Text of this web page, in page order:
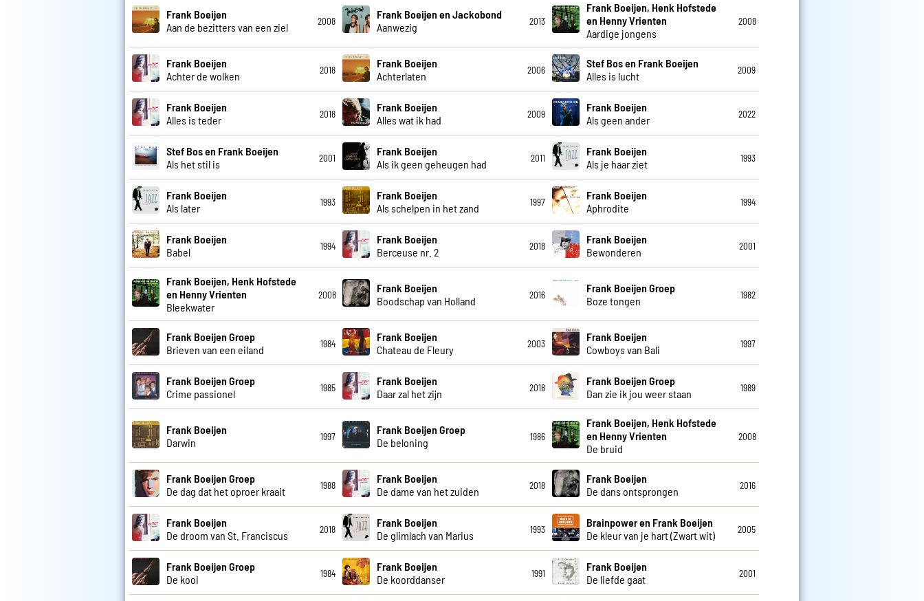
Frank Boeijen
Aan de bezitters van een ziel
2008
Frank Boeijen en Jackobond
Aanwezig
2013
Frank Boeijen, Henk Hofstede
en Henny Vrienten
Aardige jongens
2008
Frank Boeijen
Achter de wolken
2018
Frank Boeijen
Achterlaten
2006
Stef Bos en Frank Boeijen
Alles is lucht
2009
Frank Boeijen
Alles is teder
2018
Frank Boeijen
Alles wat ik had
2009
Frank Boeijen
Als geen ander
2022
Stef Bos en Frank Boeijen
Als het stil is
2001
Frank Boeijen
Als ik geen geheugen had
2011
Frank Boeijen
Als je haar ziet
1993
Frank Boeijen
Als later
1993
Frank Boeijen
Als schelpen in het zand
1997
Frank Boeijen
Aphrodite
1994
Frank Boeijen
Babel
1994
Frank Boeijen
Berceuse nr. 2
2018
Frank Boeijen
Bewonderen
2001
Frank Boeijen, Henk Hofstede
en Henny Vrienten
Bleekwater
2008
Frank Boeijen
Boodschap van Holland
2016
Frank Boeijen Groep
Boze tongen
1982
Frank Boeijen Groep
Brieven van een eiland
1984
Frank Boeijen
Chateau de Fleury
2003
Frank Boeijen
Cowboys van Bali
1997
Frank Boeijen Groep
Crime passionel
1985
Frank Boeijen
Daar zal het zijn
2018
Frank Boeijen Groep
Dan zie ik jou weer staan
1989
Frank Boeijen
Darwin
1997
Frank Boeijen Groep
De beloning
1986
Frank Boeijen, Henk Hofstede
en Henny Vrienten
De bruid
2008
Frank Boeijen Groep
De dag dat het oproer kraait
1988
Frank Boeijen
De dame van het zuiden
2018
Frank Boeijen
De dans ontsprongen
2016
Frank Boeijen
De droom van St. Franciscus
2018
Frank Boeijen
De glimlach van Marius
1993
Brainpower en Frank Boeijen
De kleur van je hart (Zwart wit)
2005
Frank Boeijen Groep
De kooi
1984
Frank Boeijen
De koorddanser
1991
Frank Boeijen
De liefde gaat
2001